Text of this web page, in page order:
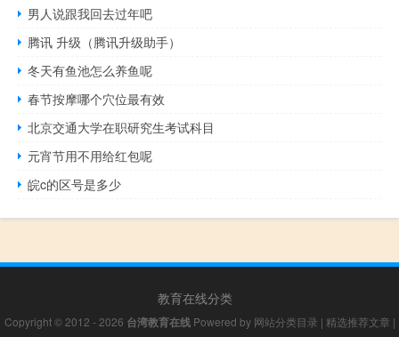
男人说跟我回去过年吧
腾讯 升级（腾讯升级助手）
冬天有鱼池怎么养鱼呢
春节按摩哪个穴位最有效
北京交通大学在职研究生考试科目
元宵节用不用给红包呢
皖c的区号是多少
教育在线分类
Copyright © 2012 - 2026 台湾教育在线Powered by 网站分类目录 | 精选推荐文章 |